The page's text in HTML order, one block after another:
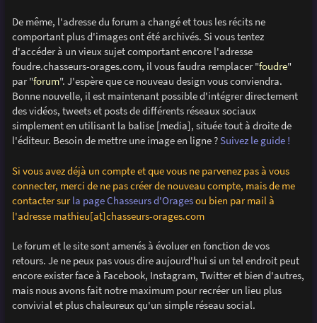
De même, l'adresse du forum a changé et tous les récits ne
comportant plus d'images ont été archivés. Si vous tentez
d'accéder à un vieux sujet comportant encore l'adresse
foudre.chasseurs-orages.com, il vous faudra remplacer "foudre"
par "forum". J'espère que ce nouveau design vous conviendra.
Bonne nouvelle, il est maintenant possible d'intégrer directement
des vidéos, tweets et posts de différents réseaux sociaux
simplement en utilisant la balise [media], située tout à droite de
l'éditeur. Besoin de mettre une image en ligne ?Suivez le guide !
Si vous avez déjà un compte et que vous ne parvenez pas à vous
connecter, merci de ne pas créer de nouveau compte, mais de me
contacter surla page Chasseurs d'Oragesou bien par mail à
l'adresse mathieu[at]chasseurs-orages.com
Le forum et le site sont amenés à évoluer en fonction de vos
retours. Je ne peux pas vous dire aujourd'hui si un tel endroit peut
encore exister face à Facebook, Instagram, Twitter et bien d'autres,
mais nous avons fait notre maximum pour recréer un lieu plus
convivial et plus chaleureux qu'un simple réseau social.